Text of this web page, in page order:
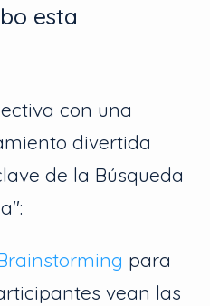
esta
con una
divertida
de la Búsqueda
para
vean las